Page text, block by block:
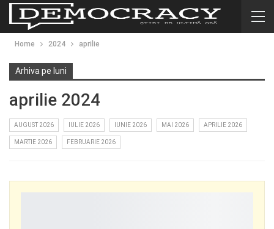
Home 2024 aprilie
Arhiva pe luni
aprilie 2024
AUGUST 2026 IULIE 2026 IUNIE 2026 MAI 2026 APRILIE 2026
MARTIE 2026 FEBRUARIE 2026